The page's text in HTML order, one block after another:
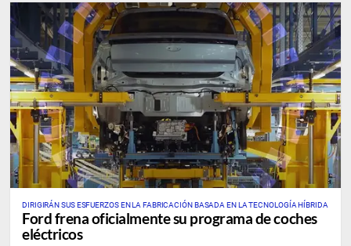
DIRIGIRÁN SUS ESFUERZOS EN LA FABRICACIÓN BASADA EN LA TECNOLOGÍA HÍBRIDA
Ford frena oficialmente su programa de coches
eléctricos